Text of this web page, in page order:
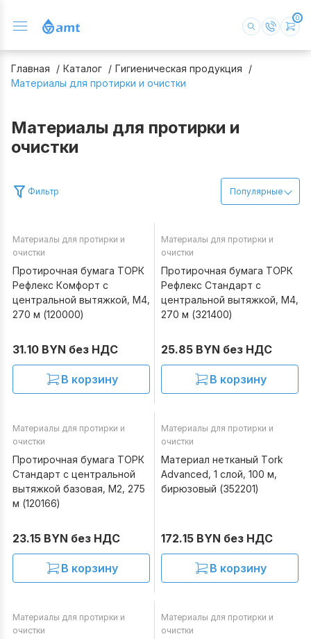
0
Главная Каталог
Гигиеническая продукция
Материалы для протирки и очистки
Материалы для протирки и
очистки
Фильтр Популярные
В наличии
Материалы для протирки и
очистки
Протирочная бумага ТОРК
Рефлекс Комфорт c
центральной вытяжкой, М4,
270 м (120000)
31.10 BYN без НДС
В корзину
В наличии
Материалы для протирки и
очистки
Протирочная бумага ТОРК
Рефлекс Стандарт c
центральной вытяжкой, М4,
270 м (321400)
25.85 BYN без НДС
В корзину
В наличии
Материалы для протирки и
очистки
Протирочная бумага ТОРК
Стандарт c центральной
вытяжкой базовая, М2, 275
м (120166)
23.15 BYN без НДС
В корзину
В наличии
Материалы для протирки и
очистки
Материал нетканый Tork
Advanced, 1 слой, 100 м,
бирюзовый (352201)
172.15 BYN без НДС
В корзину
В наличии
Материалы для протирки и
очистки
В наличии
Материалы для протирки и
очистки